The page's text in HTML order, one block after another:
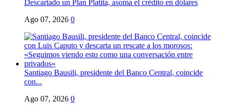
Descartado un Plan Platita, asoma el crédito en dólares
Ago 07, 2026 0
Santiago Bausili, presidente del Banco Central, coincide
con...
Ago 07, 2026 0